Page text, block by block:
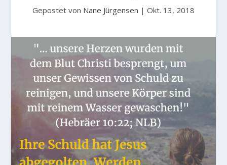
Gepostet von Nane Jürgensen | Okt. 13, 2018